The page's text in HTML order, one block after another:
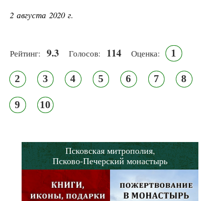
2 августа 2020 г.
Рейтинг: 9.3 Голосов: 114 Оценка: 1
2 3 4 5 6 7 8
9 10
Псковская митрополия,
Псково-Печерский монастырь